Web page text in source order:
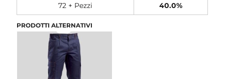
72 + Pezzi
40.0%
PRODOTTI ALTERNATIVI